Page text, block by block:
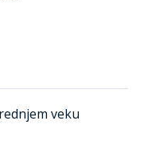
veku